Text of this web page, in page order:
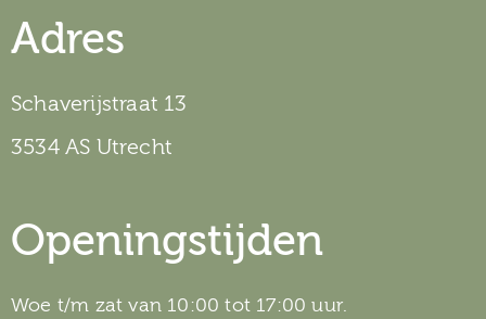
Adres
Schaverijstraat 13
3534 AS Utrecht
Openingstijden
Woe t/m zat van 10:00 tot 17:00 uur.